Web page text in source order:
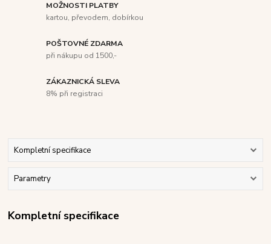
MOŽNOSTI PLATBY
kartou, převodem, dobírkou
POŠTOVNÉ ZDARMA
při nákupu od 1500,-
ZÁKAZNICKÁ SLEVA
8% při registraci
Kompletní specifikace
Parametry
Kompletní specifikace